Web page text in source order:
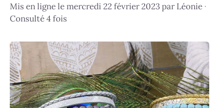
Mis en ligne le mercredi 22 février 2023parLéonie ·
Consulté 4 fois